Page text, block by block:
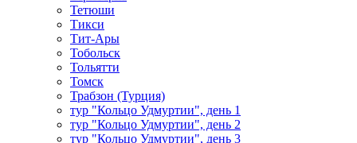
Тетюши
Тикси
Тит-Ары
Тобольск
Тольятти
Томск
Трабзон (Турция)
тур "Кольцо Удмуртии", день 1
тур "Кольцо Удмуртии", день 2
тур "Кольцо Удмуртии", день 3